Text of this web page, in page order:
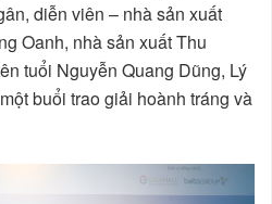
diễn viên – nhà sản xuất
Oanh, nhà sản xuất Thu
tuổi Nguyễn Quang Dũng, Lý
buổi trao giải hoành tráng và